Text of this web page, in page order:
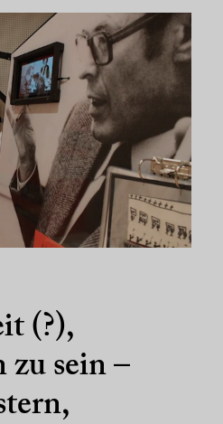
(?),
sein –